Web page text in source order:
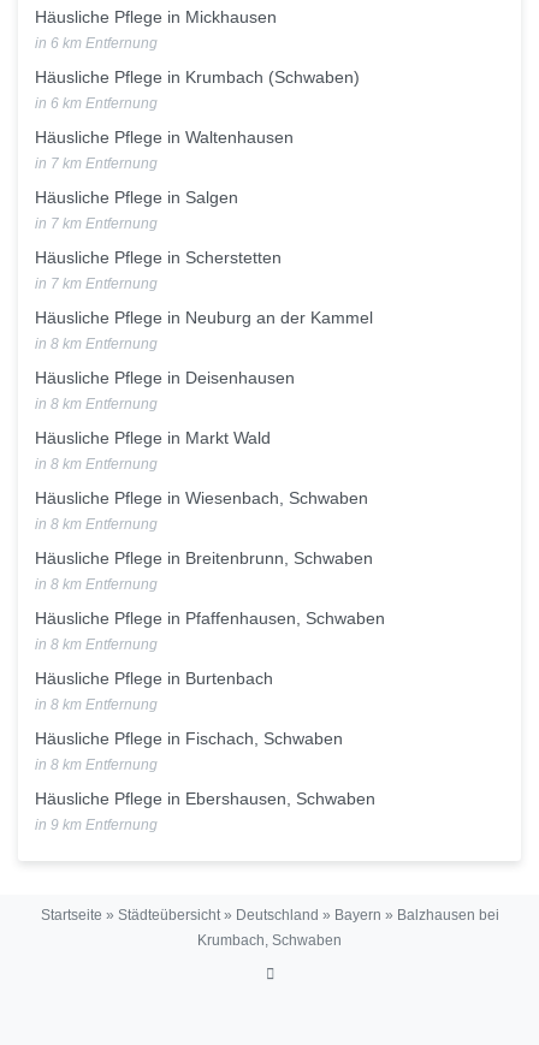
Häusliche Pflege in Mickhausen
in 6 km Entfernung
Häusliche Pflege in Krumbach (Schwaben)
in 6 km Entfernung
Häusliche Pflege in Waltenhausen
in 7 km Entfernung
Häusliche Pflege in Salgen
in 7 km Entfernung
Häusliche Pflege in Scherstetten
in 7 km Entfernung
Häusliche Pflege in Neuburg an der Kammel
in 8 km Entfernung
Häusliche Pflege in Deisenhausen
in 8 km Entfernung
Häusliche Pflege in Markt Wald
in 8 km Entfernung
Häusliche Pflege in Wiesenbach, Schwaben
in 8 km Entfernung
Häusliche Pflege in Breitenbrunn, Schwaben
in 8 km Entfernung
Häusliche Pflege in Pfaffenhausen, Schwaben
in 8 km Entfernung
Häusliche Pflege in Burtenbach
in 8 km Entfernung
Häusliche Pflege in Fischach, Schwaben
in 8 km Entfernung
Häusliche Pflege in Ebershausen, Schwaben
in 9 km Entfernung
Startseite » Städteübersicht» Deutschland » Bayern » Balzhausen bei
Krumbach, Schwaben